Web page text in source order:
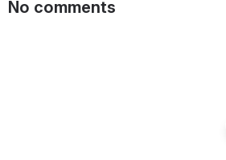
No comments